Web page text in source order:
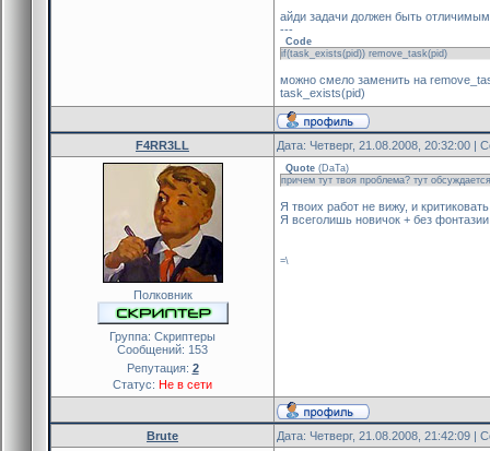
айди задачи должен быть
---
Code
if(task_exists(pid)) remove_task(pid)
можно смело заменить на
task_exists(pid)
F4RR3LL Дата: Четверг, 21.08.2008, 20:32:00 |
Полковник
Группа: Скриптеры
Сообщений: 153
Репутация: 2
Статус: Не в сети
Quote (DaTa)
причем тут твоя проблема? тут
Я твоих работ не вижу, и
Я всеголишь новичок + без
=\
Brute Дата: Четверг, 21.08.2008, 21:42:09 |